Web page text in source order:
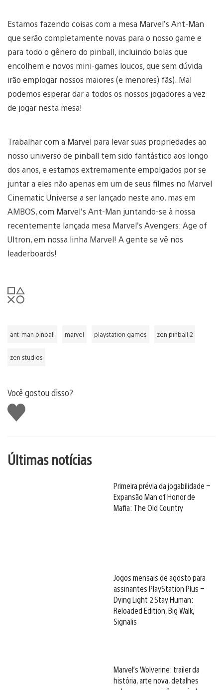
Estamos fazendo coisas com a mesa Marvel’s Ant-Man
que serão completamente novas para o nosso game e
para todo o gênero do pinball, incluindo bolas que
encolhem e novos mini-games loucos, que sem dúvida
irão emplogar nossos maiores (e menores) fãs). Mal
podemos esperar dar a todos os nossos jogadores a vez
de jogar nesta mesa!
Trabalhar com a Marvel para levar suas propriedades ao
nosso universo de pinball tem sido fantástico aos longo
dos anos, e estamos extremamente empolgados por se
juntar a eles não apenas em um de seus filmes no Marvel
Cinematic Universe a ser lançado neste ano, mas em
AMBOS, com Marvel’s Ant-Man juntando-se à nossa
recentemente lançada mesa Marvel’s Avengers: Age of
Ultron, em nossa linha Marvel! A gente se vê nos
leaderboards!
ant-man pinball marvel playstation games zen pinball 2
zen studios
Você gostou disso?
Curtir
Últimas notícias
Primeira prévia da jogabilidade –
Expansão Man of Honor de
Mafia: The Old Country
Jogos mensais de agosto para
assinantes PlayStation Plus –
Dying Light 2 Stay Human:
Reloaded Edition, Big Walk,
Signalis
Marvel’s Wolverine: trailer da
história, arte nova, detalhes